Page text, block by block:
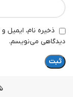
ذخیره نام، ایمیل
دیدگاهی می‌نویسم.